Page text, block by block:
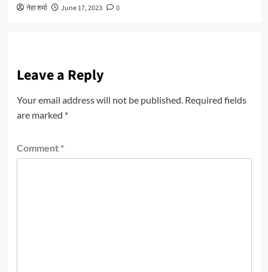
नेहा शर्मा June 17, 2023 0
Leave a Reply
Your email address will not be published. Required fields
are marked *
Comment *